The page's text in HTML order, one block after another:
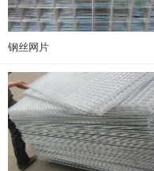
钢丝网片